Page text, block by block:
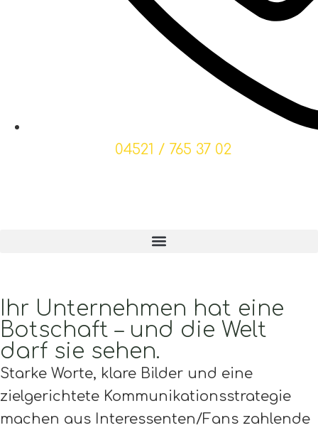
04521 / 765 37 02
Ihr Unternehmen hat eine
Botschaft – und die Welt
darf sie sehen.
Starke Worte, klare Bilder und eine
zielgerichtete Kommunikationsstrategie
machen aus Interessenten/Fans zahlende